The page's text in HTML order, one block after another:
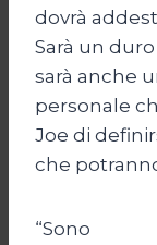
dovrà
Sarà un
sarà anche
personale
Joe di
che
“Sono